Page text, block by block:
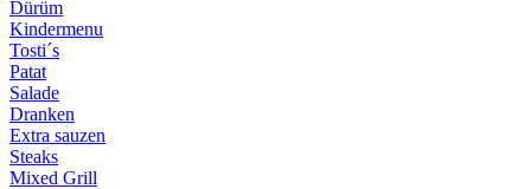
Dürüm
Kindermenu
Tosti´s
Patat
Salade
Dranken
Extra sauzen
Steaks
Mixed Grill